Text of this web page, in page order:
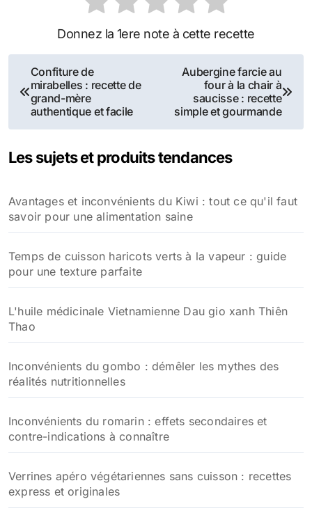
Donnez la 1ere note à cette recette
Navigation
de
l’article
Confiture de
mirabelles : recette de
grand-mère
authentique et facile
Aubergine farcie au
four à la chair à
saucisse : recette
simple et gourmande
Les sujets et produits tendances
Avantages et inconvénients du Kiwi : tout ce qu'il faut
savoir pour une alimentation saine
Temps de cuisson haricots verts à la vapeur : guide
pour une texture parfaite
L'huile médicinale Vietnamienne Dau gio xanh Thiên
Thao
Inconvénients du gombo : démêler les mythes des
réalités nutritionnelles
Inconvénients du romarin : effets secondaires et
contre-indications à connaître
Verrines apéro végétariennes sans cuisson : recettes
express et originales